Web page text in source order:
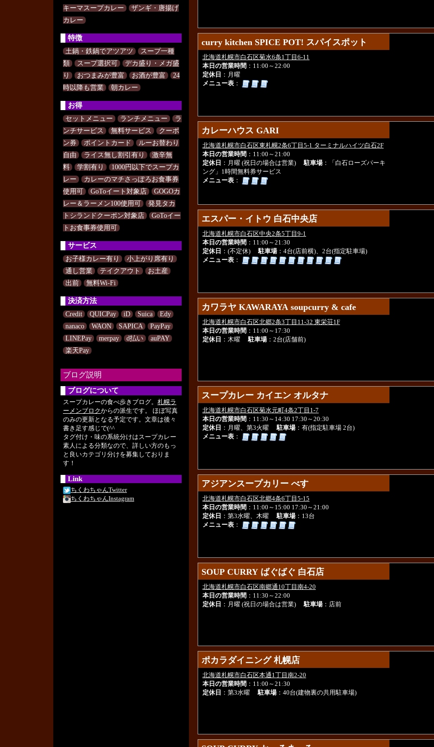
キーマスープカレー
ザンギ・唐揚げ
カレー
特徴
土鍋・鉄鍋でアツアツ
スープ一種
類
スープ選択可
デカ盛り・メガ盛
り
おつまみが豊富 お酒が豊富
24
時以降も営業
朝カレー
お得
セットメニュー ランチメニュー
ラ
ンチサービス
無料サービス
クーポ
ン券
ポイントカード
ルーお替わり
自由
ライス無し割引有り
激辛無
料
学割有り
1000円以下でスープカ
レー
カレーのマチさっぽろお食事券
使用可
GoToイート対象店
GOGOカ
レー＆ラーメン100使用可
発見タカ
トシランドクーポン対象店
GoToイー
トお食事券使用可
サービス
お子様カレー有り
小上がり席有り
通し営業
テイクアウト
お土産
出前
無料Wi-Fi
決済方法
Credit QUICPay iD Suica
Edy
nanaco
WAON SAPICA
PayPay
LINEPay
merpay d払い
auPAY
楽天Pay
ブログ説明
ブログについて
スープカレーの食べ歩きブログ。 札幌ラ
ーメンブロクからの派生です。 ほぼ写真
のみの更新となる予定です。文章は後々
書き足す感じで(^^ゞ
タグ付け・味の系統分けはスープカレー
素人による分類なので、詳しい方のもっ
と良いカテゴリ分けを募集しておりま
す！
Link
ちくわちゃんTwitter
ちくわちゃんInstagram
curry kitchen SPICE POT! スパイスポット
curry kitchen SPICE POT! スパイスポット
北海道札幌市白石区菊水6条1丁目6-11
本日の営業時間 ：11:00～22:00
定休日 ：月曜
メニュー表 ：
カレーハウス GARI
カレーハウス GARI
北海道札幌市白石区東札幌2条6丁目5-1 ターミナルハイツ白石2F
本日の営業時間 ：11:00～21:00
定休日
：月曜 (祝日の場合は営業)駐車場：「白石ローズパーキ
ング」1時間無料券サービス
メニュー表 ：
エスパー・イトウ 白石中央店
エスパー・イトウ 白石中央店
北海道札幌市白石区中央2条5丁目9-1
本日の営業時間 ：11:00～21:30
定休日
：(不定休)駐車場：4台(店前横)、2台(指定駐車場)
メニュー表 ：
カワラヤ KAWARAYA soupcurry & cafe
カワラヤ KAWARAYA soupcurry & cafe
北海道札幌市白石区北郷2条3丁目11-32 東栄荘1F
本日の営業時間 ：11:00～17:30
定休日
：木曜駐車場：2台(店舗前)
スープカレー カイエン オルタナ
スープカレー カイエン オルタナ
北海道札幌市白石区菊水元町4条2丁目1-7
本日の営業時間 ：11:30～14:30 17:30～20:30
定休日
：月曜、第3火曜駐車場：有(指定駐車場 2台)
メニュー表 ：
アジアンスープカリー べす
アジアンスープカリー べす
北海道札幌市白石区北郷4条6丁目5-15
本日の営業時間 ：11:00～15:00 17:30～21:00
定休日
：第3水曜、木曜駐車場：13台
メニュー表 ：
SOUP CURRY ばぐばぐ 白石店
SOUP CURRY ばぐばぐ 白石店
北海道札幌市白石区南郷通10丁目南4-20
本日の営業時間 ：11:30～22:00
定休日
：月曜 (祝日の場合は営業)駐車場：店前
ポカラダイニング 札幌店
ポカラダイニング 札幌店
北海道札幌市白石区本通1丁目南2-20
本日の営業時間 ：11:00～21:30
定休日
：第3水曜駐車場：40台(建物裏の共用駐車場)